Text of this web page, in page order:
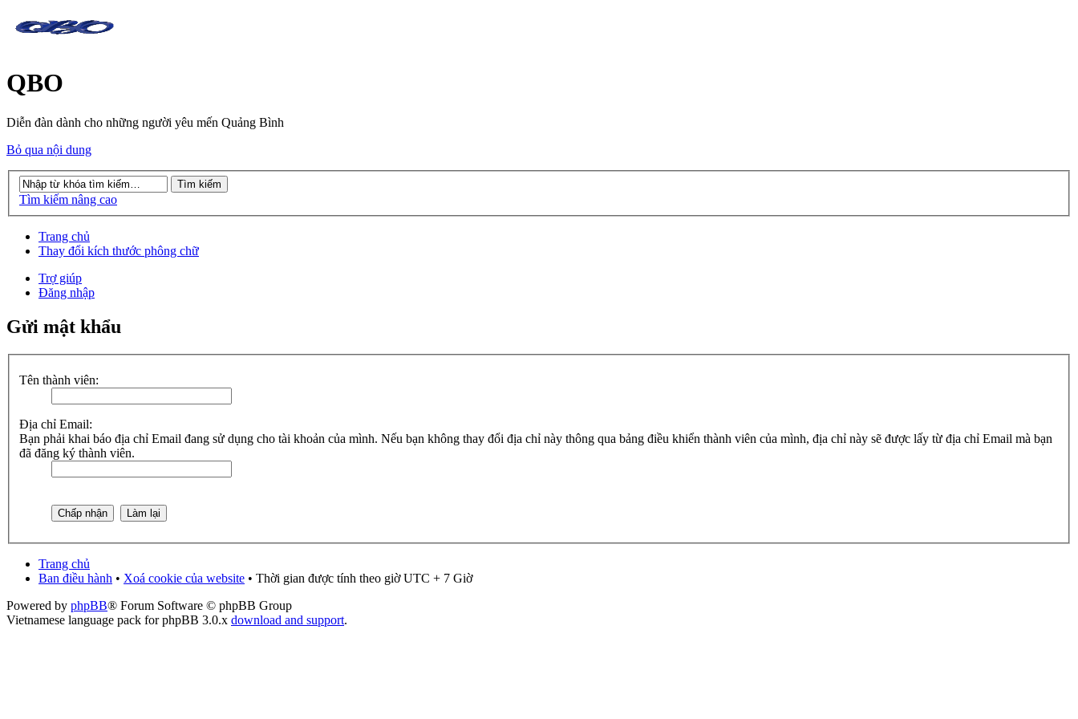
QBO
Diễn đàn dành cho những người yêu mến Quảng Bình
Bỏ qua nội dung
Tìm kiếm nâng cao
Trang chủ
Thay đổi kích thước phông chữ
Trợ giúp
Đăng nhập
Gửi mật khẩu
Tên thành viên:
Địa chỉ Email:
Bạn phải khai báo địa chỉ Email đang sử dụng cho tài khoản của mình. Nếu bạn không thay đổi địa chỉ này thông qua bảng điều khiển thành viên của mình, địa chỉ này sẽ được lấy từ địa chỉ Email mà bạn
đã đăng ký thành viên.
Trang chủ
Ban điều hành • Xoá cookie của website • Thời gian được tính theo giờ UTC + 7 Giờ
Powered by phpBB® Forum Software © phpBB Group
Vietnamese language pack for phpBB 3.0.x download and support.